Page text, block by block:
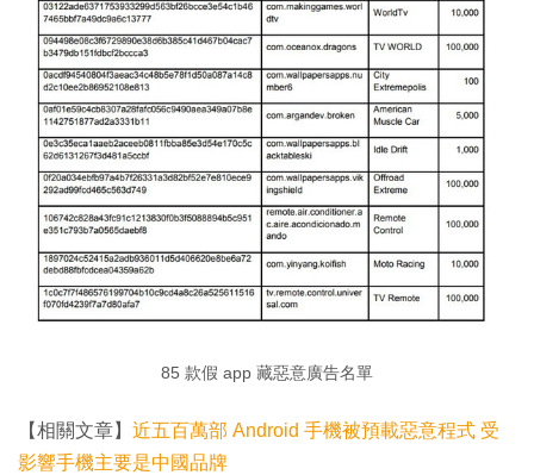
85 款假 app 藏惡意廣告名單
【相關文章】 近五百萬部 Android 手機被預載惡意程式 受
影響手機主要是中國品牌